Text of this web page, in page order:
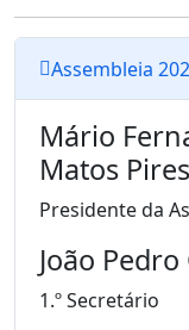
Mário
Matos Pires
Presidente da
João
1.º Secretário